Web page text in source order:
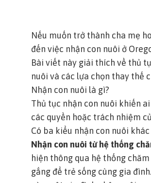
Nếu muốn trở thành cha mẹ
đến việc nhận con nuôi ở
Bài viết này giải thích về thủ
nuôi và các lựa chọn thay thế
Nhận con nuôi là gì?
Thủ tục nhận con nuôi khiến
các quyền hoặc trách nhiệm
Có ba kiểu nhận con nuôi
Nhận con nuôi từ hệ thống
hiện thông qua hệ thống
gắng để trẻ sống cùng gia